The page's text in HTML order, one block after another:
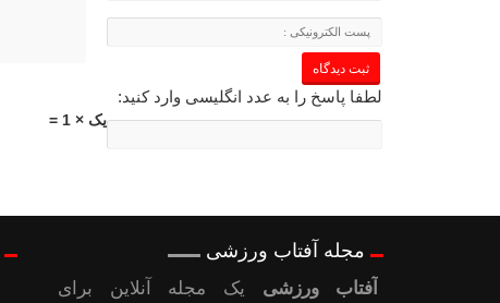
لطفا پاسخ را به عدد انگلیسی وارد کنید:
یک × 1 =
مجله آفتاب ورزشی
آفتاب ورزشی یک مجله آنلاین برای